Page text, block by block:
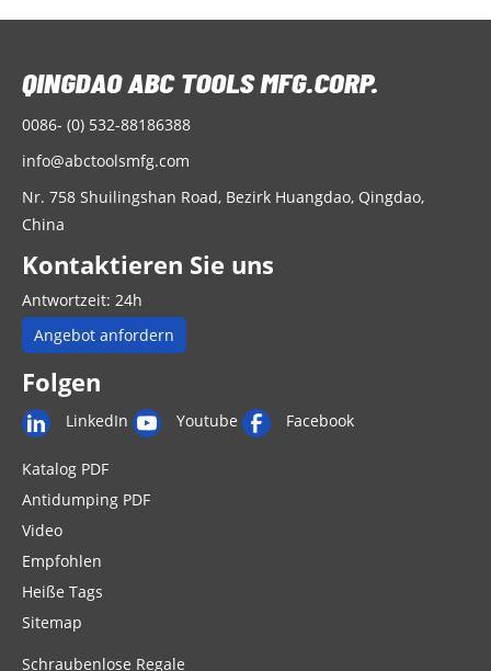
0086- (0) 532-88186388
info@abctoolsmfg.com
Nr. 758 Shuilingshan Road, Bezirk Huangdao, Qingdao,
China
Kontaktieren Sie uns
Antwortzeit: 24h
Angebot anfordern
Folgen
LinkedIn Youtube Facebook
Katalog PDF
Antidumping PDF
Video
Empfohlen
Heiße Tags
Sitemap
Schraubenlose Regale